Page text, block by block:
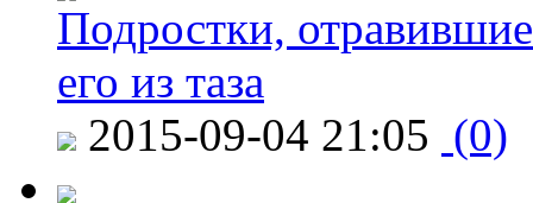
Подростки,
его из таза
2015-09-04 21:05 (0)